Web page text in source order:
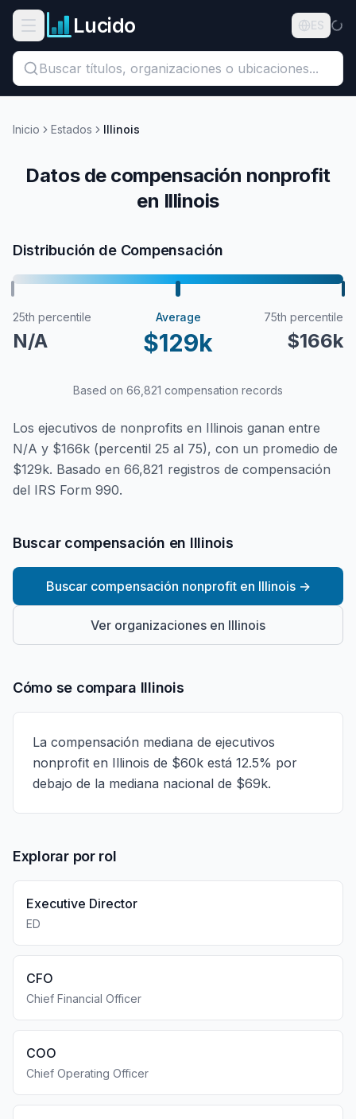
Ir al contenido principal
Abrir menú de navegación
Lucido ES
Buscar títulos, organizaciones o ubicaciones...
Sectores
Precios
Inicio Estados Illinois
Datos de compensación nonprofit
en Illinois
Distribución de Compensación
25th percentile
N/A
Average
$129k
75th percentile
$166k
Based on 66,821 compensation records
Los ejecutivos de nonprofits en Illinois ganan entre
N/A y $166k (percentil 25 al 75), con un promedio de
$129k. Basado en 66,821 registros de compensación
del IRS Form 990.
Buscar compensación en Illinois
Buscar compensación nonprofit en Illinois→
Ver organizaciones en Illinois
Cómo se compara Illinois
La compensación mediana de ejecutivos
nonprofit en Illinois de $60k está 12.5% por
debajo de la mediana nacional de $69k.
Explorar por rol
Executive Director
ED
CFO
Chief Financial Officer
COO
Chief Operating Officer